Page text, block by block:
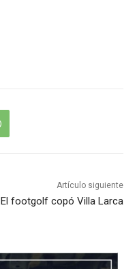
Artículo siguiente
El footgolf copó Villa Larca